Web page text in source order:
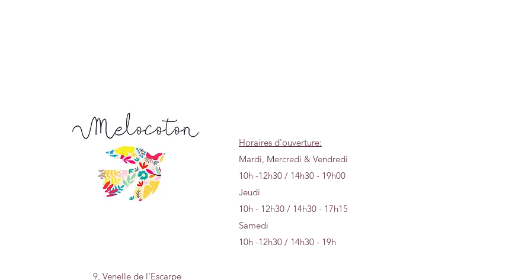
Horaires d'ouverture:
Mardi, Mercredi & Vendredi
10h -12h30 / 14h30 - 19h00
Jeudi
10h - 12h30 / 14h30 - 17h15
Samedi
10h -12h30 / 14h30 - 19h
9, Venelle de l'Escarpe